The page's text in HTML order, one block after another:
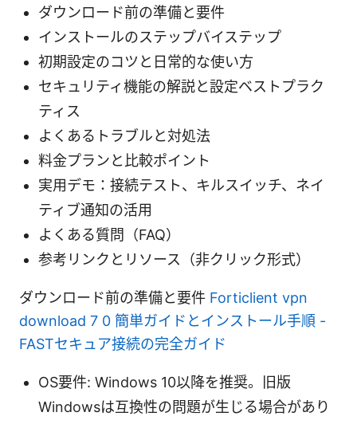
ダウンロード前の準備と要件
インストールのステップバイステップ
初期設定のコツと日常的な使い方
セキュリティ機能の解説と設定ベストプラク
ティス
よくあるトラブルと対処法
料金プランと比較ポイント
実用デモ：接続テスト、キルスイッチ、ネイ
ティブ通知の活用
よくある質問（FAQ）
参考リンクとリソース（非クリック形式）
ダウンロード前の準備と要件 Forticlient vpn
download 7 0 簡単ガイドとインストール手順 -
FASTセキュア接続の完全ガイド
OS要件: Windows 10以降を推奨。旧版
Windowsは互換性の問題が生じる場合があり